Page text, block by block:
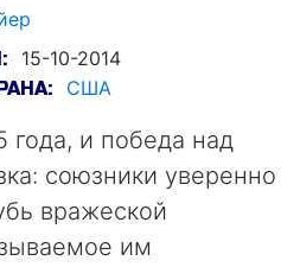
15-10-2014
США
года, и победа над
союзники уверенно
вражеской
им